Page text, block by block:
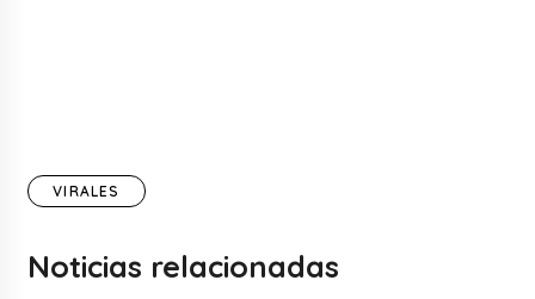
VIRALES
Noticias relacionadas